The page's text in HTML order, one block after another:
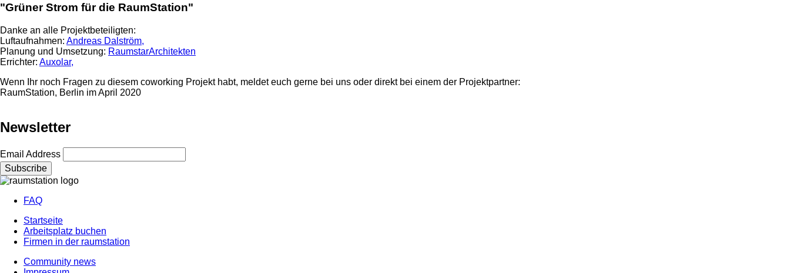
"Grüner Strom für die RaumStation"
Danke an alle Projektbeteiligten:
Luftaufnahmen: Andreas Dalström,
Planung und Umsetzung: RaumstarArchitekten
Errichter: Auxolar,
Wenn Ihr noch Fragen zu diesem coworking Projekt habt, meldet euch gerne bei uns oder direkt bei einem der Projektpartner:
RaumStation, Berlin im April 2020
Newsletter
Email Address
Footer
menu
FAQ
Footer
menu
Startseite
Arbeitsplatz buchen
Firmen in der raumstation
Community news